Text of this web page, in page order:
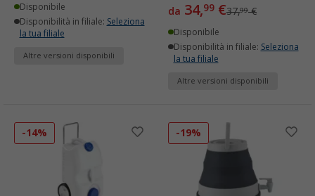
Disponibile
Disponibilità in filiale: Seleziona
la tua filiale
Altre versioni disponibili
da 34,99 €37,99€
Disponibile
Disponibilità in filiale: Seleziona
la tua filiale
Altre versioni disponibili
-14% -19%